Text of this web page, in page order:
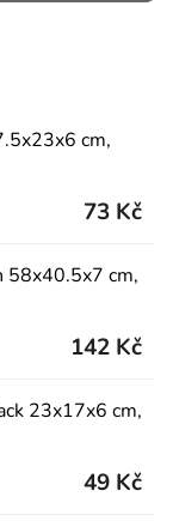
cm,
73 Kč
58x40.5x7 cm,
142 Kč
23x17x6 cm,
49 Kč